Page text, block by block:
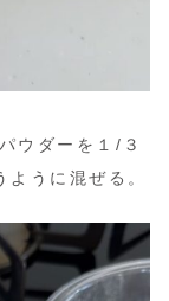
ウダーを１/３
うに混ぜる。